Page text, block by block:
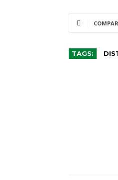
TAGS: